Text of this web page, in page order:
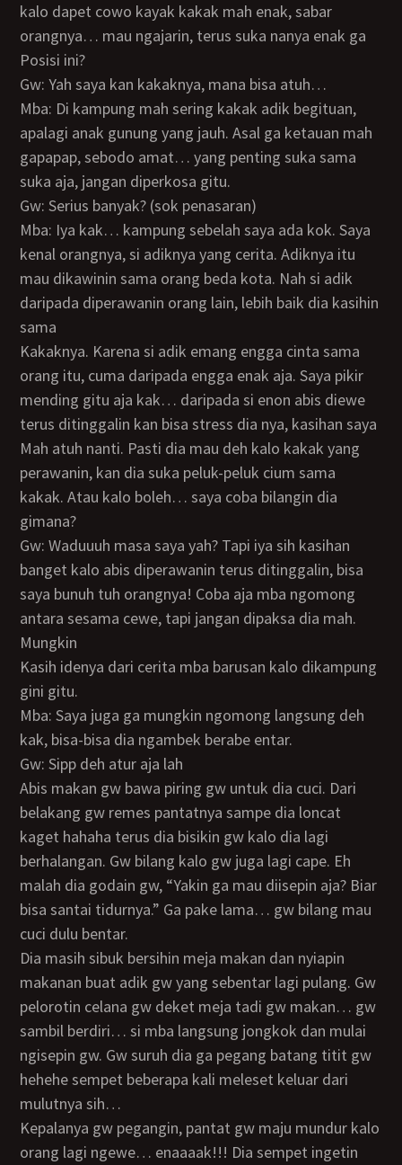
kalo dapet cowo kayak kakak mah enak, sabar
orangnya… mau ngajarin, terus suka nanya enak ga
posisi ini?
Gw: Yah saya kan kakaknya, mana bisa atuh…
Mba: Di kampung mah sering kakak adik begituan,
apalagi anak gunung yang jauh. Asal ga ketauan mah
gapapap, sebodo amat… yang penting suka sama
suka aja, jangan diperkosa gitu.
Gw: Serius banyak? (sok penasaran)
Mba: Iya kak… kampung sebelah saya ada kok. Saya
kenal orangnya, si adiknya yang cerita. Adiknya itu
mau dikawinin sama orang beda kota. Nah si adik
daripada diperawanin orang lain, lebih baik dia kasihin
sama
kakaknya. Karena si adik emang engga cinta sama
orang itu, cuma daripada engga enak aja. Saya pikir
mending gitu aja kak… daripada si enon abis diewe
terus ditinggalin kan bisa stress dia nya, kasihan saya
mah atuh nanti. Pasti dia mau deh kalo kakak yang
perawanin, kan dia suka peluk-peluk cium sama
kakak. Atau kalo boleh… saya coba bilangin dia
gimana?
Gw: Waduuuh masa saya yah? Tapi iya sih kasihan
banget kalo abis diperawanin terus ditinggalin, bisa
saya bunuh tuh orangnya! Coba aja mba ngomong
antara sesama cewe, tapi jangan dipaksa dia mah.
Mungkin
kasih idenya dari cerita mba barusan kalo dikampung
gini gitu.
Mba: Saya juga ga mungkin ngomong langsung deh
kak, bisa-bisa dia ngambek berabe entar.
Gw: Sipp deh atur aja lah
Abis makan gw bawa piring gw untuk dia cuci. Dari
belakang gw remes pantatnya sampe dia loncat
kaget hahaha terus dia bisikin gw kalo dia lagi
berhalangan. Gw bilang kalo gw juga lagi cape. Eh
malah dia godain gw, “Yakin ga mau diisepin aja? Biar
bisa santai tidurnya.” Ga pake lama… gw bilang mau
cuci dulu bentar.
Dia masih sibuk bersihin meja makan dan nyiapin
makanan buat adik gw yang sebentar lagi pulang. Gw
pelorotin celana gw deket meja tadi gw makan… gw
sambil berdiri… si mba langsung jongkok dan mulai
ngisepin gw. Gw suruh dia ga pegang batang titit gw
hehehe sempet beberapa kali meleset keluar dari
mulutnya sih…
Kepalanya gw pegangin, pantat gw maju mundur kalo
orang lagi ngewe… enaaaak!!! Dia sempet ingetin